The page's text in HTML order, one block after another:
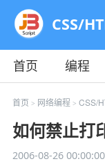
CSS/
首页 编程
教程
平面
首页 > 网络编程 > CSS/
如何禁止打
2006-08-26 00:00:00